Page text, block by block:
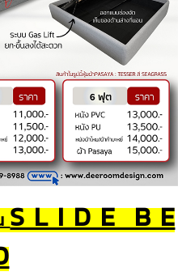
S L I D E B E